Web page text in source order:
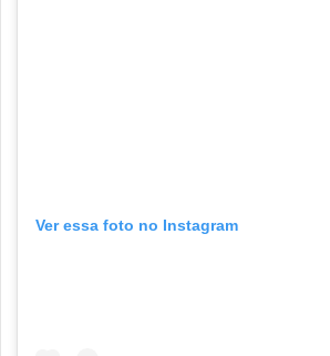
Ver essa foto no Instagram